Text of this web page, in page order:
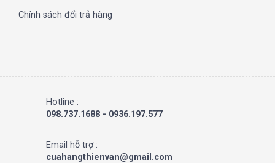
Chính sách đổi trả hàng
Hotline :
098.737.1688 - 0936.197.577
Email hỗ trợ :
cuahangthienvan@gmail.com